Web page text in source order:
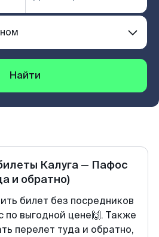
Найти
Калуга — Пафос
и обратно)
билет без посредников
по выгодной цене🙌. Также
перелет туда и обратно,